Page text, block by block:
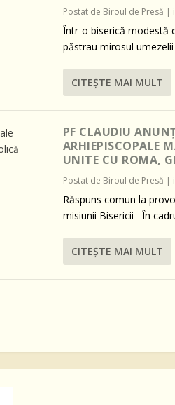
Postat de Biroul de Presă |
Într-o biserică modestă
păstrau mirosul umezelii
CITEŞTE MAI MULT
PF CLAUDIU
ARHIEPISCOPALE
UNITE CU ROMA,
Postat de Biroul de Presă |
Răspuns comun la
misiunii Bisericii În
CITEŞTE MAI MULT